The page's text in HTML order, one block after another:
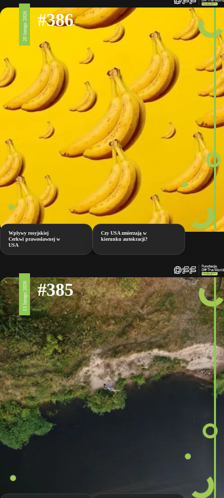
20 lutego 2026 #386
Wpływy rosyjskiej
Cerkwi prawosławnej w
USA
Czy USA zmierzają w
kierunku autokracji?
13 lutego 2026 #385